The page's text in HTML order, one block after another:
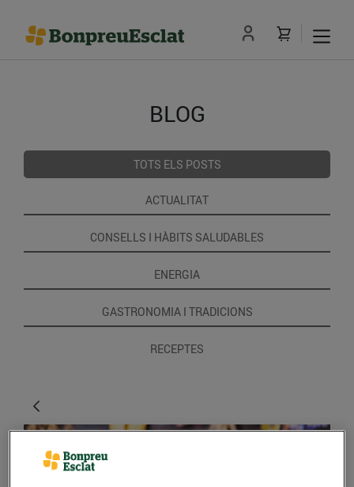
BLOG
TOTS ELS POSTS
ACTUALITAT
CONSELLS I HÀBITS SALUDABLES
ENERGIA
GASTRONOMIA I TRADICIONS
RECEPTES